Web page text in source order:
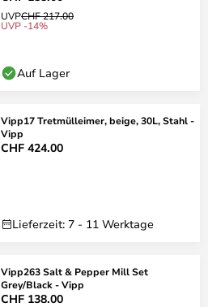
UVPCHF 217.00
UVP -14%
Auf Lager
Vipp17 Tretmülleimer, beige, 30L, Stahl -
Vipp
CHF 424.00
Lieferzeit: 7 - 11 Werktage
Vipp263 Salt & Pepper Mill Set
Grey/Black - Vipp
CHF 138.00